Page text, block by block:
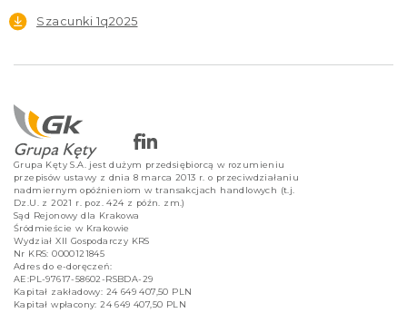
Szacunki 1q2025
Grupa Kęty S.A. jest dużym przedsiębiorcą w rozumieniu
przepisów ustawy z dnia 8 marca 2013 r. o przeciwdziałaniu
nadmiernym opóźnieniom w transakcjach handlowych (t.j.
Dz.U. z 2021 r. poz. 424 z późn. zm.)
Sąd Rejonowy dla Krakowa
Śródmieście w Krakowie
Wydział XII Gospodarczy KRS
Nr KRS: 0000121845
Adres do e-doręczeń:
AE:PL-97617-58602-RSBDA-29
Kapitał zakładowy: 24 649 407,50 PLN
Kapitał wpłacony: 24 649 407,50 PLN